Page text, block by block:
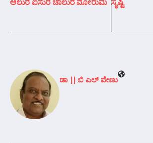
ಆಲುರೆ ಐಸುರ ಚಾಲುರೆ ಮೋರುಮ ಸೃಷ್ಟಿ
ಡಾ || ಬಿ ಎಲ್ ವೇಣು